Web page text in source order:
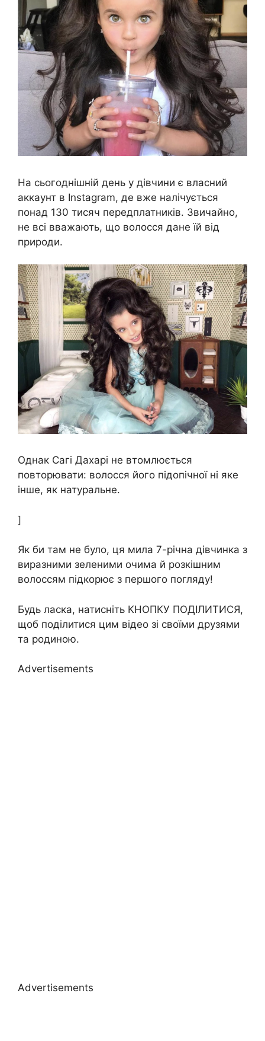
На сьогоднішній день у дівчини є власний
аккаунт в Instagram, де вже налічується
понад 130 тисяч передплатників. Звичайно,
не всі вважають, що волосся дане їй від
природи.
Однак Сагі Дахарі не втомлюється
повторювати: волосся його підопічної ні яке
інше, як натуральне.
]
Як би там не було, ця мила 7-річна дівчинка з
виразними зеленими очима й розкішним
волоссям підкорює з першого погляду!
Будь ласка, натисніть КНОПКУ ПОДІЛИТИСЯ,
щоб поділитися цим відео зі своїми друзями
та родиною.
Advertisements
Advertisements